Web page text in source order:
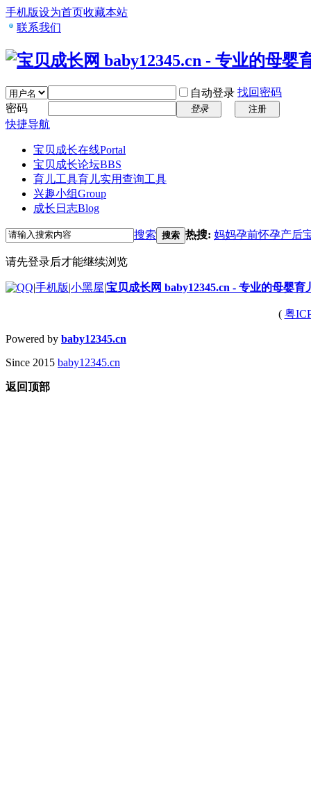
手机版设为首页收藏本站
联系我们
自动登录 找回密码
密码
登录 注册
快捷导航
宝贝成长在线Portal
宝贝成长论坛BBS
育儿工具育儿实用查询工具
兴趣小组Group
成长日志Blog
搜索 搜索 热搜: 妈妈孕前怀孕产后
请先登录后才能继续浏览
|手机版|小黑屋|宝贝成长网 baby12345.cn - 专业的母婴育
( 粤
Powered by baby12345.cn
Since 2015 baby12345.cn
返回顶部